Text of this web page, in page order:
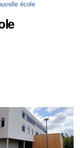
école